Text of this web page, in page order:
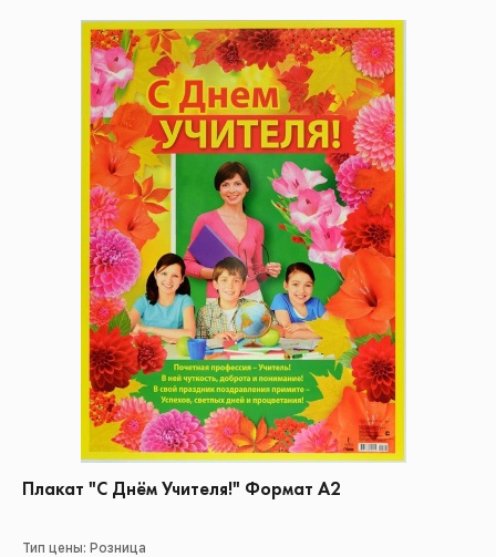
Плакат "С Днём Учителя!" Формат А2
Тип цены: Розница